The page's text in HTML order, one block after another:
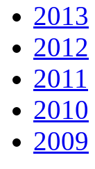
2013
2012
2011
2010
2009